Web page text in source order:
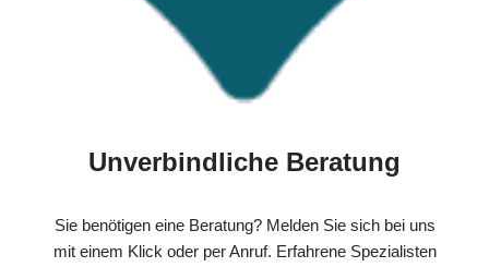
Unverbindliche Beratung
Sie benötigen eine Beratung? Melden Sie sich bei uns
mit einem Klick oder per Anruf. Erfahrene Spezialisten